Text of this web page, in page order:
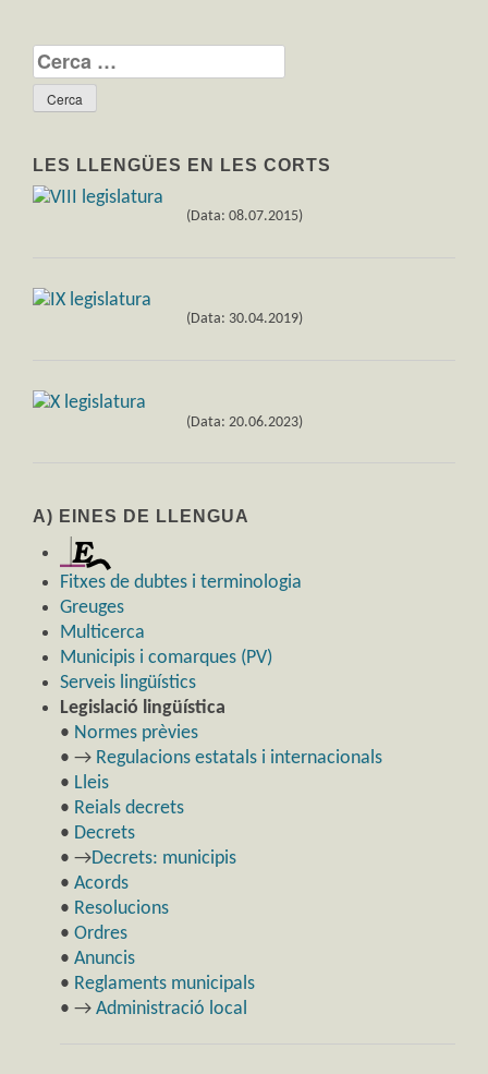
Cerca:
LES LLENGÜES EN LES CORTS
(Data: 08.07.2015)
(Data: 30.04.2019)
(Data: 20.06.2023)
A) EINES DE LLENGUA
Fitxes de dubtes i terminologia
Greuges
Multicerca
Municipis i comarques (PV)
Serveis lingüístics
Legislació lingüística
• Normes prèvies
• → Regulacions estatals i internacionals
• Lleis
• Reials decrets
• Decrets
• →Decrets: municipis
• Acords
• Resolucions
• Ordres
• Anuncis
• Reglaments municipals
• → Administració local